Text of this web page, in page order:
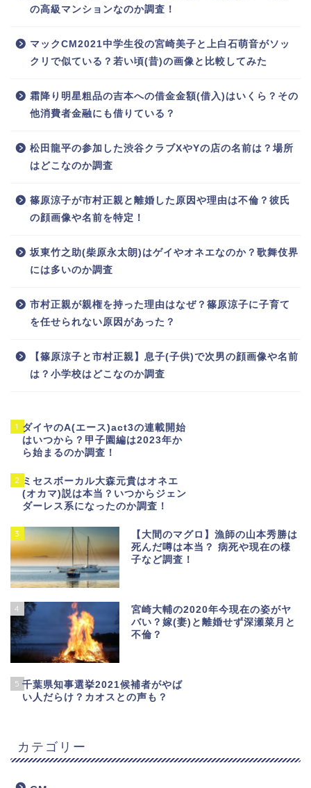
の高級マンションなのか調査！
マックCM2021中学生役の宮崎美子と上白石萌音がソッ
クリで似ている？若い頃(昔)の画像と比較してみた
霜降り明星粗品の吉本への借金金額(借入)はいくら？その
他消費者金融にも借りている？
松田龍平の参加した渋谷クラブXやYの店の名前は？場所
はどこなのか調査
篠原涼子が市村正親と離婚した原因や理由は不倫？彼氏
の顔画像や名前を特定！
坂東竹之助(柴原永太朗)はゲイやオネエなのか？歌舞伎界
には多いのか調査
市村正親が親権を持った理由はなぜ？篠原涼子に子育て
を任せられない原因があった？
【篠原涼子と市村正親】息子(子供)で次男の顔画像や名前
は？小学校はどこなのか調査
1 ダイヤのA(エース)act3の連載開始
はいつから？甲子園編は2023年か
ら始まるのか調査！
2 ミセスボーカル大森元貴はオネエ
(オカマ)説は本当？いつからジェン
ダーレス系になったのか調査！
3
【大間のマグロ】漁師の山本秀勝は
死んだ噂は本当？ 病死や現在の様
子など調査！
4
宮崎大輔の2020年今現在の姿がヤ
バい？嫁(妻)と離婚せず深瀬菜月と
不倫？
5 千葉県知事選挙2021候補者がやば
い人だらけ？カオスとの声も？
カテゴリー